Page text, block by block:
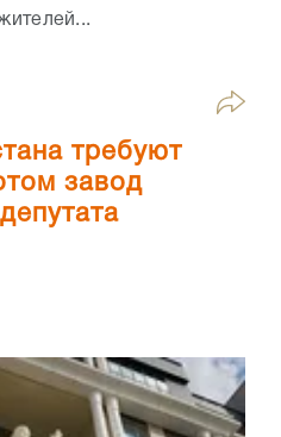
требуют
завод